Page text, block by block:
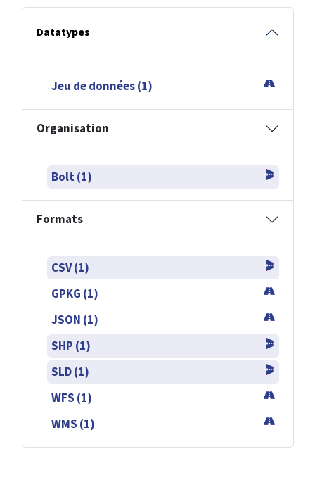
Datatypes
Jeu de données (1)
Organisation
Bolt (1)
Formats
CSV (1)
GPKG (1)
JSON (1)
SHP (1)
SLD (1)
WFS (1)
WMS (1)